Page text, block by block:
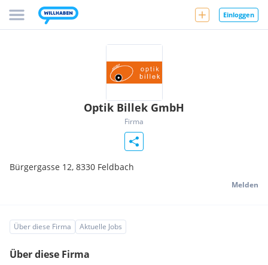
Einloggen
Optik Billek GmbH
Firma
Bürgergasse 12, 8330 Feldbach
Melden
Über diese Firma Aktuelle Jobs
Über diese Firma